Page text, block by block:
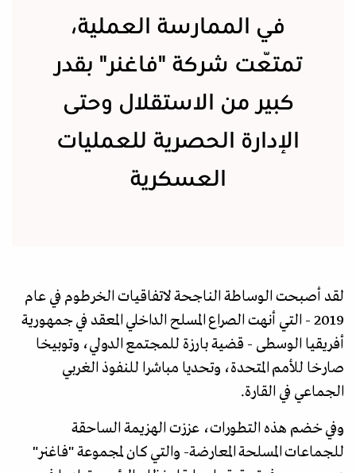
في الممارسة العملية،
تمتّعت شركة "فاغنر" بقدر
كبير من الاستقلال وحتى
الإدارة الحصرية للعمليات
العسكرية
لقد أصبحت الوساطة الناجحة لاتفاقيات الخرطوم في عام
2019 - التي أنهت الصراع المسلح الداخلي المعقد في جمهورية
أفريقيا الوسطى - قضية بارزة للمجتمع الدولي، وتوبيخا
صارخا للأمم المتحدة، وتحديا مباشرا للنفوذ الغربي
الجماعي في القارة.
وفي خضم هذه التطورات، عززت الهزيمة الساحقة
للجماعات المسلحة المعارضة- والتي كان لمجموعة "فاغنر"